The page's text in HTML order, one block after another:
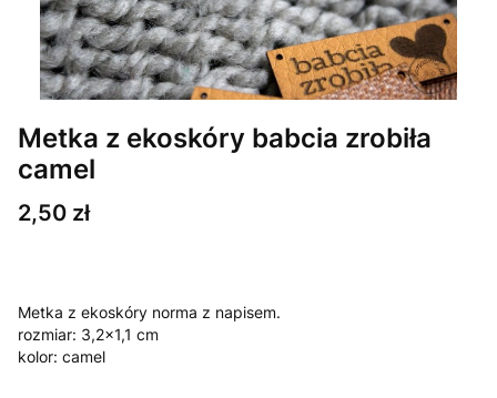
Metka z ekoskóry babcia zrobiła
camel
Cena
2,50 zł
Metka z ekoskóry norma z napisem.
rozmiar: 3,2x1,1 cm
kolor: camel